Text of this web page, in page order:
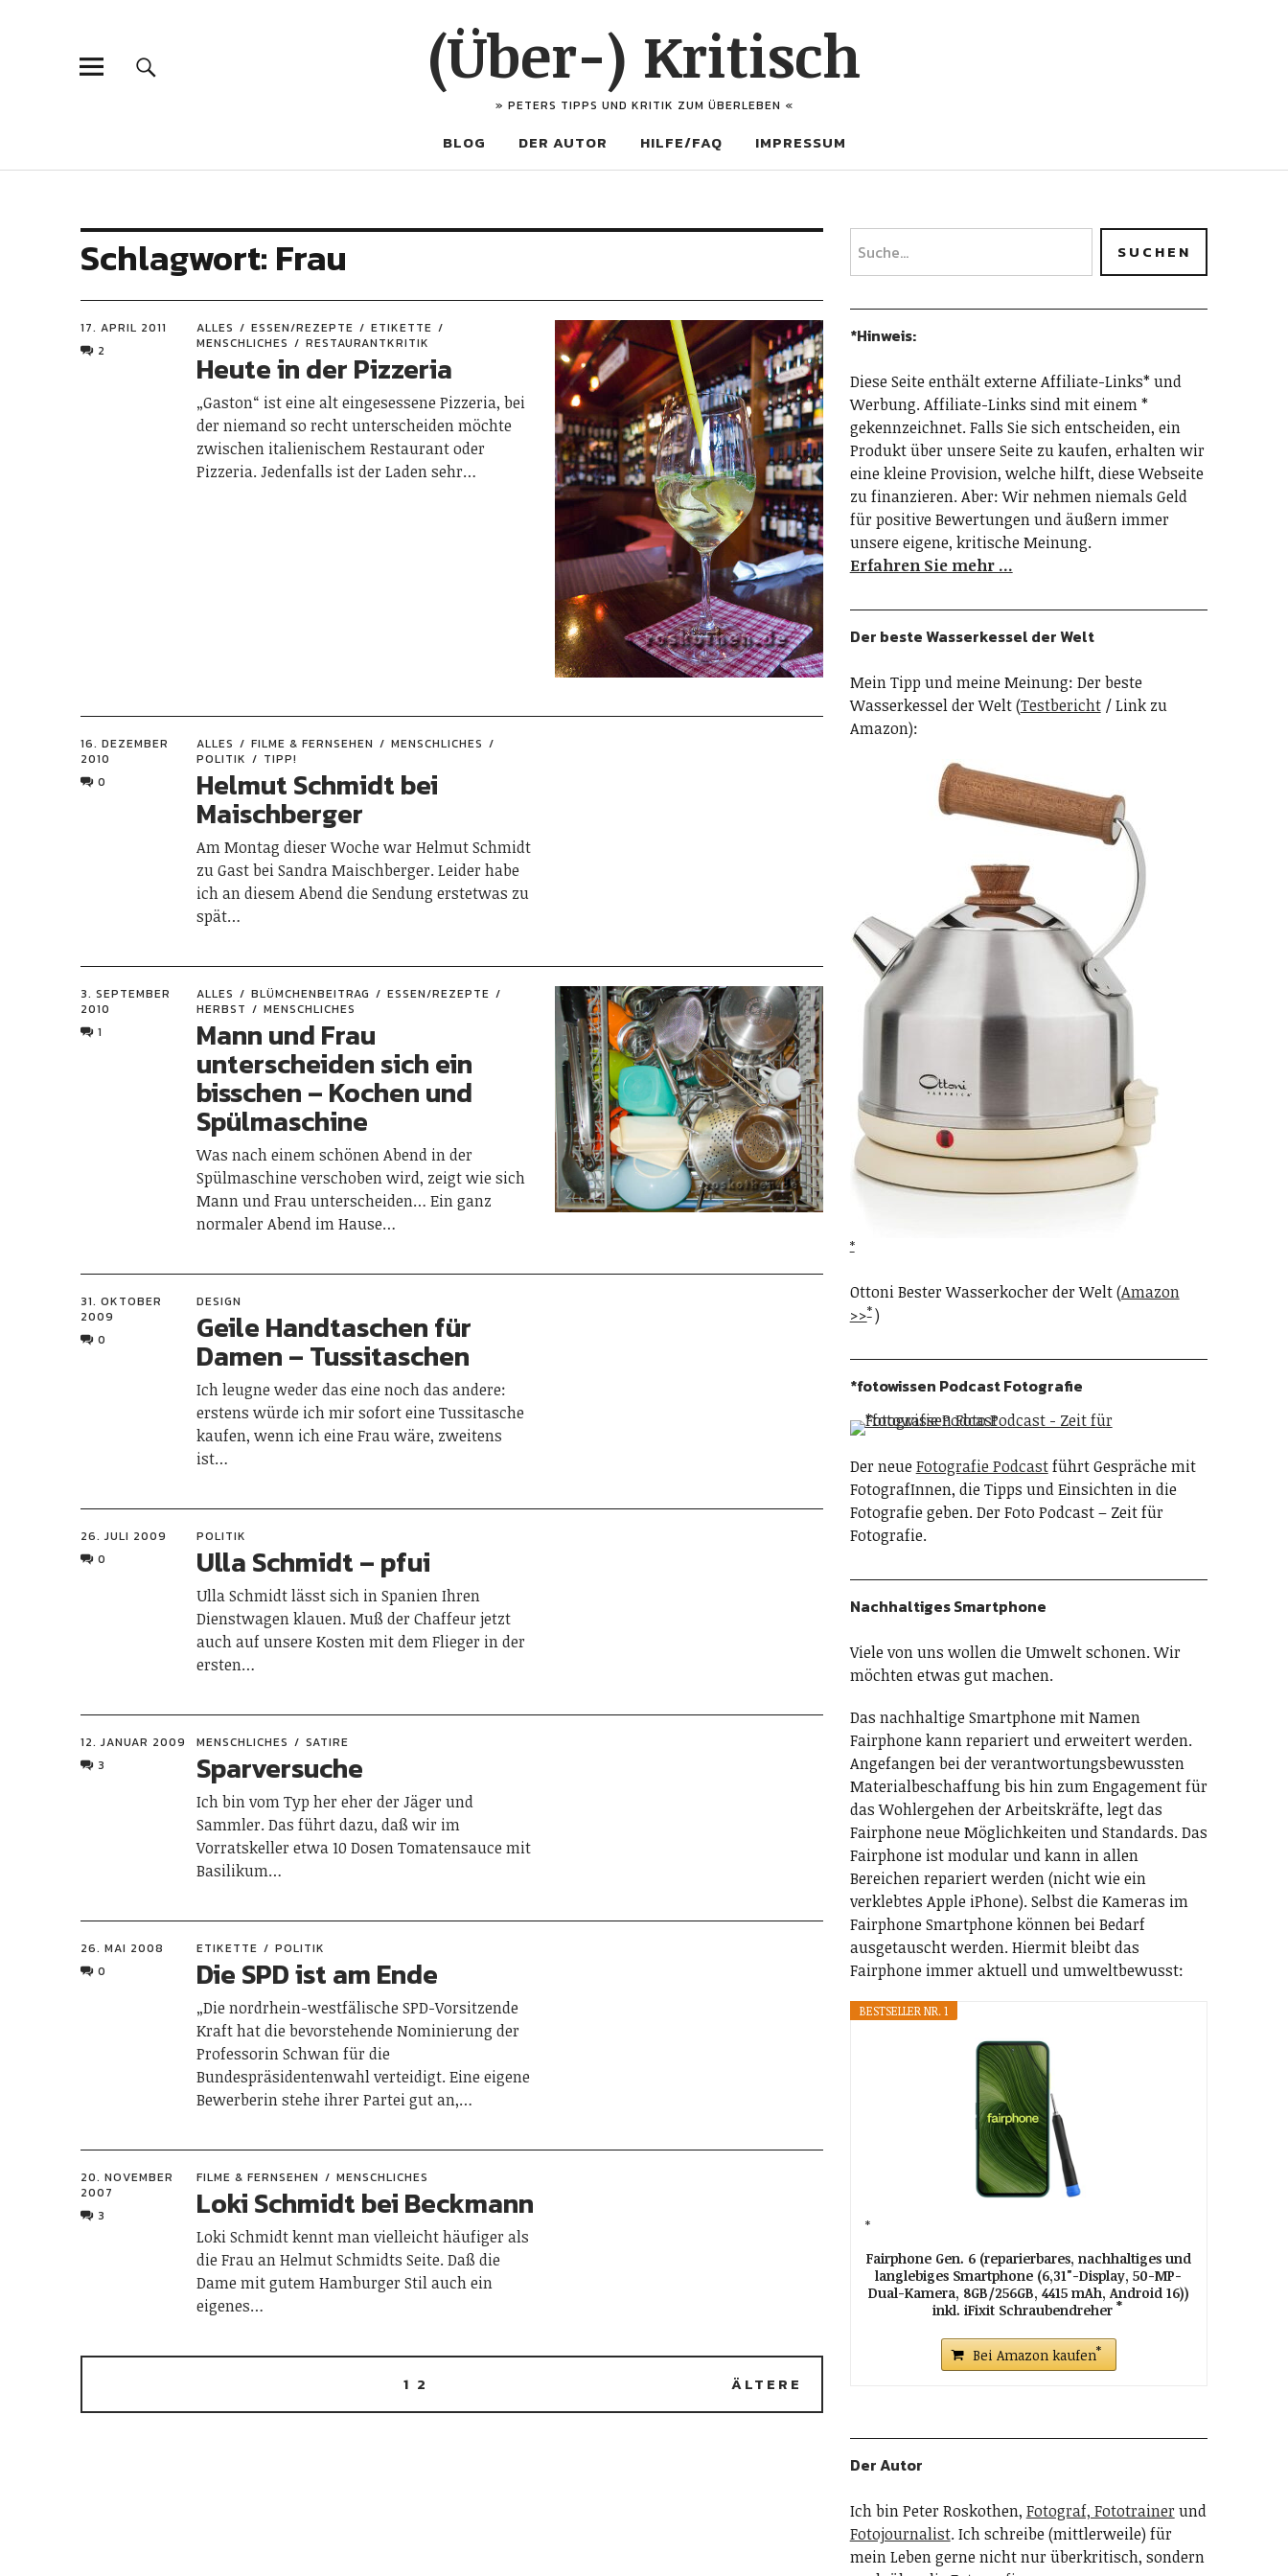
(Über-) Kritisch
» PETERS TIPPS UND KRITIK ZUM ÜBERLEBEN «
BLOG DER AUTOR HILFE/FAQ IMPRESSUM
Schlagwort: Frau
17. APRIL 2011
2
ALLES ESSEN/REZEPTE
ETIKETTE
MENSCHLICHES
RESTAURANTKRITIK
Heute in der Pizzeria
„Gaston“ ist eine alt eingesessene Pizzeria, bei
der niemand so recht unterscheiden möchte
zwischen italienischem Restaurant oder
Pizzeria. Jedenfalls ist der Laden sehr…
16. DEZEMBER
2010
0
ALLES FILME & FERNSEHEN
MENSCHLICHES
POLITIK
TIPP!
Helmut Schmidt bei
Maischberger
Am Montag dieser Woche war Helmut Schmidt
zu Gast bei Sandra Maischberger. Leider habe
ich an diesem Abend die Sendung erstetwas zu
spät…
3. SEPTEMBER
2010
1
ALLES BLÜMCHENBEITRAG
ESSEN/REZEPTE
HERBST
MENSCHLICHES
Mann und Frau
unterscheiden sich ein
bisschen – Kochen und
Spülmaschine
Was nach einem schönen Abend in der
Spülmaschine verschoben wird, zeigt wie sich
Mann und Frau unterscheiden… Ein ganz
normaler Abend im Hause…
31. OKTOBER
2009
0
DESIGN
Geile Handtaschen für
Damen – Tussitaschen
Ich leugne weder das eine noch das andere:
erstens würde ich mir sofort eine Tussitasche
kaufen, wenn ich eine Frau wäre, zweitens
ist…
26. JULI 2009
0
POLITIK
Ulla Schmidt – pfui
Ulla Schmidt lässt sich in Spanien Ihren
Dienstwagen klauen. Muß der Chaffeur jetzt
auch auf unsere Kosten mit dem Flieger in der
ersten…
12. JANUAR 2009
3
MENSCHLICHES SATIRE
Sparversuche
Ich bin vom Typ her eher der Jäger und
Sammler. Das führt dazu, daß wir im
Vorratskeller etwa 10 Dosen Tomatensauce mit
Basilikum…
26. MAI 2008
0
ETIKETTE POLITIK
Die SPD ist am Ende
„Die nordrhein-westfälische SPD-Vorsitzende
Kraft hat die bevorstehende Nominierung der
Professorin Schwan für die
Bundespräsidentenwahl verteidigt. Eine eigene
Bewerberin stehe ihrer Partei gut an,…
20. NOVEMBER
2007
3
FILME & FERNSEHEN MENSCHLICHES
Loki Schmidt bei Beckmann
Loki Schmidt kennt man vielleicht häufiger als
die Frau an Helmut Schmidts Seite. Daß die
Dame mit gutem Hamburger Stil auch ein
eigenes…
1 2 ÄLTERE
*Hinweis:
Diese Seite enthält externe Affiliate-Links* und
Werbung. Affiliate-Links sind mit einem *
gekennzeichnet. Falls Sie sich entscheiden, ein
Produkt über unsere Seite zu kaufen, erhalten wir
eine kleine Provision, welche hilft, diese Webseite
zu finanzieren. Aber: Wir nehmen niemals Geld
für positive Bewertungen und äußern immer
unsere eigene, kritische Meinung.
Erfahren Sie mehr …
Der beste Wasserkessel der Welt
Mein Tipp und meine Meinung: Der beste
Wasserkessel der Welt (Testbericht/ Link zu
Amazon):
Ottoni Bester Wasserkocher der Welt (Amazon
>> )
*fotowissen Podcast Fotografie
Der neueFotografie Podcastführt Gespräche mit
FotografInnen, die Tipps und Einsichten in die
Fotografie geben. Der Foto Podcast – Zeit für
Fotografie.
Nachhaltiges Smartphone
Viele von uns wollen die Umwelt schonen. Wir
möchten etwas gut machen.
Das nachhaltige Smartphone mit Namen
Fairphone kann repariert und erweitert werden.
Angefangen bei der verantwortungsbewussten
Materialbeschaffung bis hin zum Engagement für
das Wohlergehen der Arbeitskräfte, legt das
Fairphone neue Möglichkeiten und Standards. Das
Fairphone ist modular und kann in allen
Bereichen repariert werden (nicht wie ein
verklebtes Apple iPhone). Selbst die Kameras im
Fairphone Smartphone können bei Bedarf
ausgetauscht werden. Hiermit bleibt das
Fairphone immer aktuell und umweltbewusst:
BESTSELLER NR. 1
Fairphone Gen. 6 (reparierbares, nachhaltiges und
langlebiges Smartphone (6,31"-Display, 50-MP-
Dual-Kamera, 8GB/256GB, 4415 mAh, Android 16))
inkl. iFixit Schraubendreher
Bei Amazon kaufen
Der Autor
Ich bin Peter Roskothen, Fotograf, Fototrainer und
Fotojournalist. Ich schreibe (mittlerweile) für
mein Leben gerne nicht nur überkritisch, sondern